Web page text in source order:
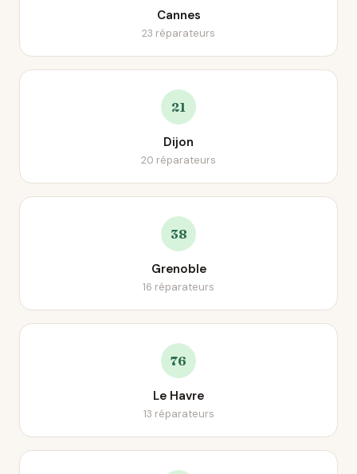
Cannes
23 réparateurs
21
Dijon
20 réparateurs
38
Grenoble
16 réparateurs
76
Le Havre
13 réparateurs